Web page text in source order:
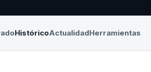
HistóricoActualidadHerramientas